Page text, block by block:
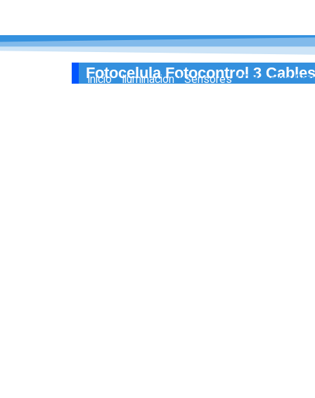
Fotocelula Fotocontrol 3
Inicio/Iluminacion/Sensores/ Fotocelula